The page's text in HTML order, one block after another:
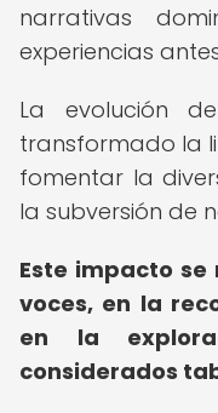
narrativas
experiencias
La evolución
transformado la
fomentar la
la subversión de
Este impacto
voces, en la
en la
considerados